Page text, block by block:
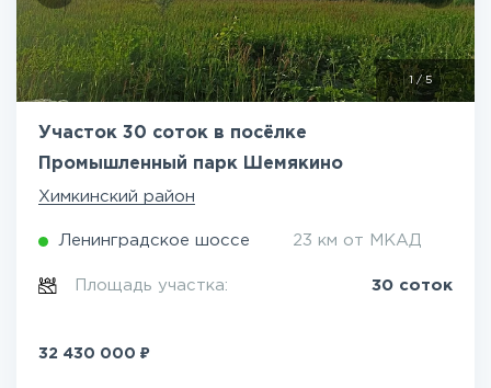
1 /5
Участок 30 соток в посёлке
Промышленный парк Шемякино
Химкинский район
Ленинградское шоссе 23 км от МКАД
Площадь участка: 30 соток
32 430 000 ₽